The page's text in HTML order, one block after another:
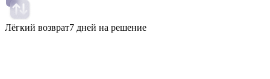
Лёгкий возврат7 дней на решение